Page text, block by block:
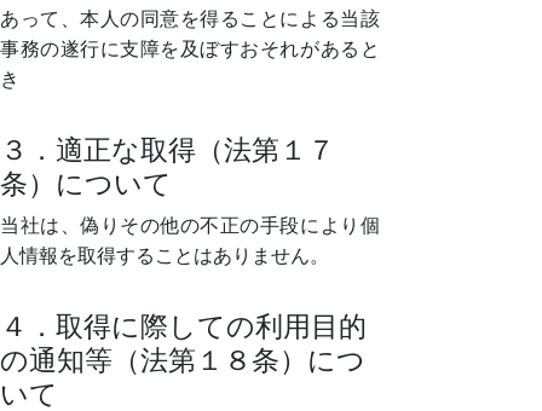
あって、本人の同意を得ることによる当該
事務の遂行に支障を及ぼすおそれがあると
き
３．適正な取得（法第１７
条）について
当社は、偽りその他の不正の手段により個
人情報を取得することはありません。
４．取得に際しての利用目的
の通知等（法第１８条）につ
いて